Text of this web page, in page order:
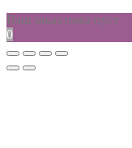
Ваш заказ пока пуст
0